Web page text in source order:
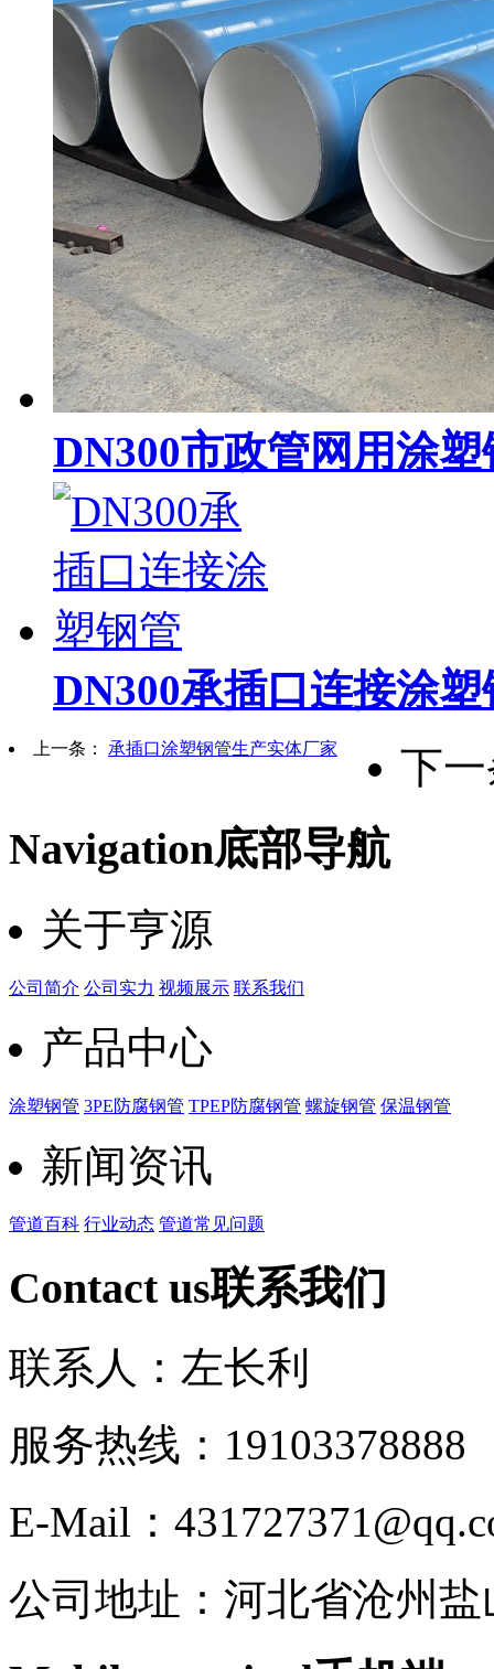
DN300市政管网用涂
DN300承插口连接涂塑
上一条： 承插口涂塑钢管生产实体厂家 下
Navigation底部导航
关于亨源
公司简介 公司实力 视频展示 联系我们
产品中心
涂塑钢管 3PE防腐钢管 TPEP防腐钢管 螺旋钢管 保温钢管
新闻资讯
管道百科 行业动态 管道常见问题
Contact us联系我们
联系人：左长利
服务热线：19103378888
E-Mail：
公司地址：河北省沧州